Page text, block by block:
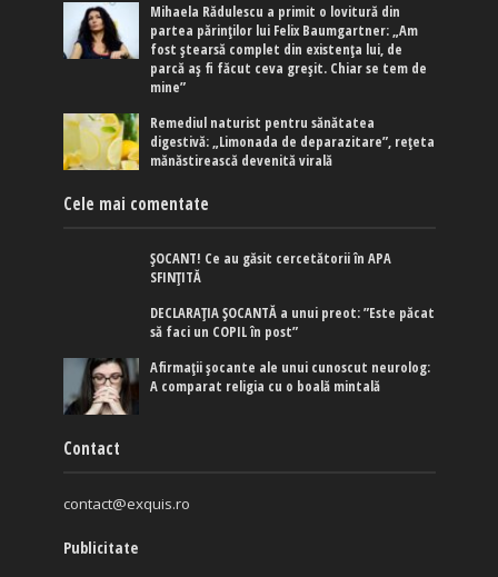
Mihaela Rădulescu a primit o lovitură din
partea părinților lui Felix Baumgartner: „Am
fost ștearsă complet din existența lui, de
parcă aș fi făcut ceva greșit. Chiar se tem de
mine”
Remediul naturist pentru sănătatea
digestivă: „Limonada de deparazitare”, rețeta
mănăstirească devenită virală
Cele mai comentate
ȘOCANT! Ce au găsit cercetătorii în APA
SFINȚITĂ
DECLARAȚIA ȘOCANTĂ a unui preot: ”Este păcat
să faci un COPIL în post”
Afirmaţii şocante ale unui cunoscut neurolog:
A comparat religia cu o boală mintală
Contact
contact@exquis.ro
Publicitate